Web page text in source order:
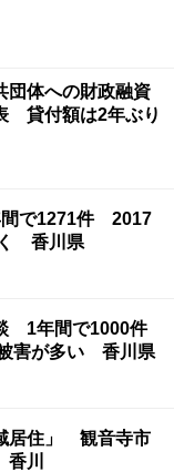
体への財政融資
貸付額は2年ぶり
で1271件 2017
香川県
1年間で1000件
害が多い 香川県
居住」 観音寺市
川